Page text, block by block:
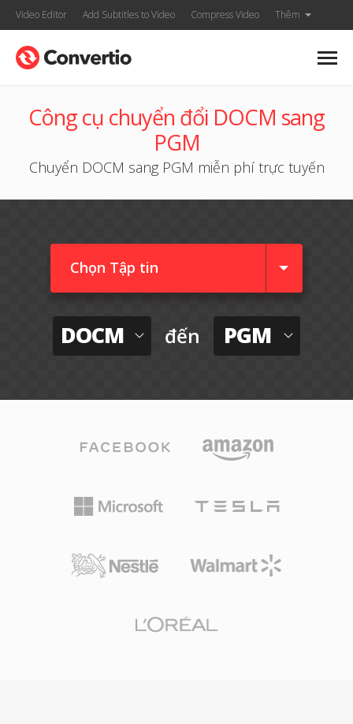
Video Editor Add Subtitles to Video Compress Video Thêm
Công cụ chuyển đổi DOCM sang
PGM
Chuyển DOCM sang PGM miễn phí trực tuyến
Chọn Tập tin
DOCM đến PGM